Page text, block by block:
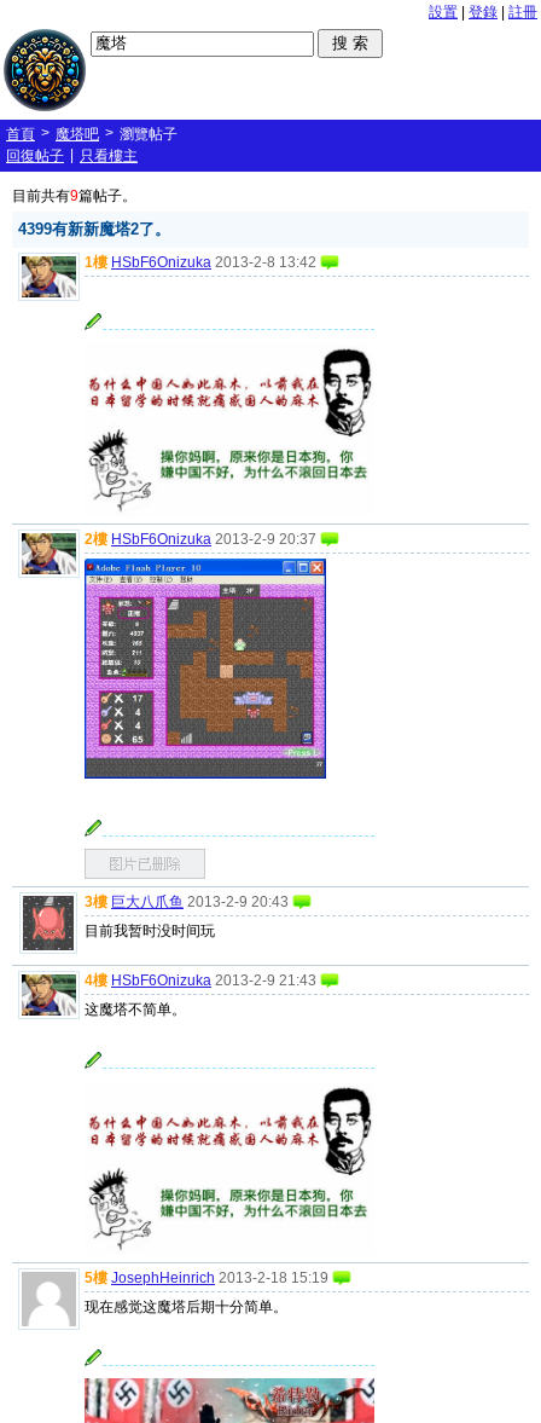
設置 登錄 註冊
首頁 > 魔塔吧 > 瀏覽帖子
回復帖子
只看樓主
目前共有9篇帖子。
4399有新新魔塔2了。
1樓 HSbF6Onizuka 2013-2-8 13:42
2樓 HSbF6Onizuka 2013-2-9 20:37
3樓 巨大八爪鱼 2013-2-9 20:43
目前我暂时没时间玩
4樓 HSbF6Onizuka 2013-2-9 21:43
这魔塔不简单。
5樓 JosephHeinrich 2013-2-18 15:19
现在感觉这魔塔后期十分简单。